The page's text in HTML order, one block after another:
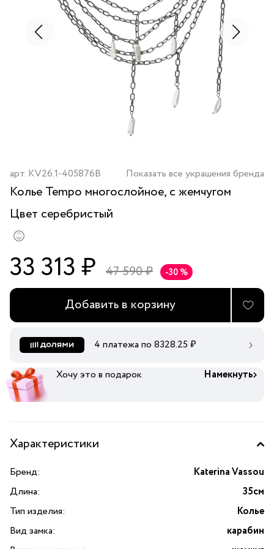
арт. KV26.1-405876B Показать все украшения бренда
Колье Tempo многослойное, с жемчугом
Цвет серебристый
33 313 ₽ 47 590 ₽ -30 %
Добавить в корзину
4 платежа по 8328.25 ₽
Хочу это в подарок Намекнуть
Характеристики
Бренд:
Katerina Vassou
Длина:
35см
Тип изделия:
Колье
Вид замка:
карабин